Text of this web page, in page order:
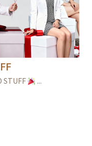
STUFF ...